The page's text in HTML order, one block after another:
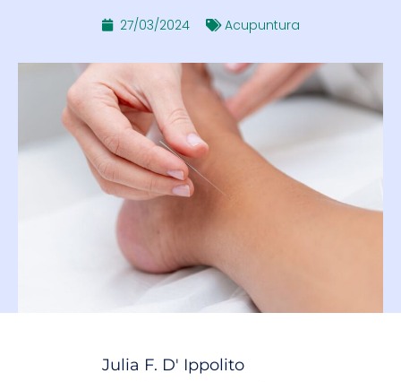
27/03/2024 Acupuntura
Julia F. D' Ippolito